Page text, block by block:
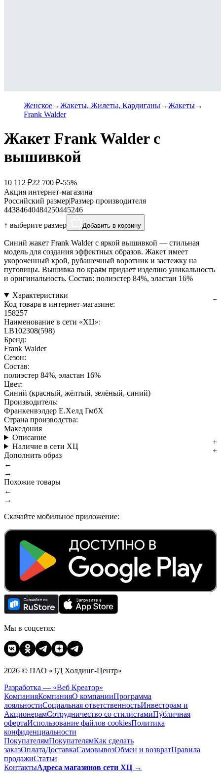
Женское Жакеты, Жилеты, Кардиганы
Жакеты
Frank Walder
Жакет Frank Walder с
вышивкой
10 112 ₽22 700 ₽-55%
Акция интернет-магазина
Российский размер|Размер производителя
44384640484250445246
↑ выберите размер
Добавить в корзину
Синий жакет Frank Walder с яркой вышивкой — стильная
модель для создания эффектных образов. Жакет имеет
укороченный крой, рубашечный воротник и застежку на
пуговицы. Вышивка по краям придает изделию уникальность
и оригинальность. Состав: полиэстер 84%, эластан 16%
Характеристики
Код товара в интернет-магазине:
158257
Наименование в сети «ХЦ»:
LB102308(598)
Бренд:
Frank Walder
Сезон:
Состав:
полиэстер 84%, эластан 16%
Цвет:
Синий (красный, жёлтый, зелёный, синий)
Производитель:
Франкенвэлдер Е.Хелд ГмбХ
Страна производства:
Македония
Описание
Наличие в сети ХЦ
Дополнить образ
←
→
Похожие товары
←
→
Скачайте мобильное приложение:
Мы в соцсетях:
2026 © ПАО «ТД Холдинг-Центр»
Разработка — «Веб Креатор»
КомпанияКомпанияО компанииПрограмма
лояльностиСоциальная ответственностьИнвесторам и
АкционерамСотрудничество со стилистамиПубличная
офертаИспользование файлов cookiesПолитика
конфиденциальности
ПокупателямПокупателямКак сделать
заказОплатаДоставкаCамовывозОбмен и возвратПравила
продажиСтатьи
КонтактыАдреса магазинов сети ХЦ →